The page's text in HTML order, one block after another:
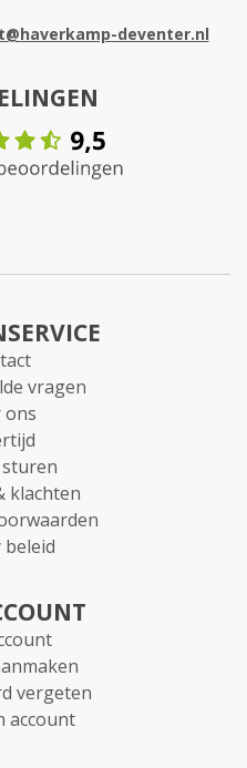
deventer.nl
vragen
ons
klachten
beleid
vergeten
account